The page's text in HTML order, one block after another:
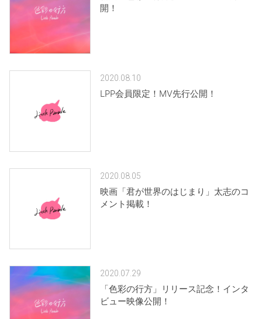
開！
2020.08.10
LPP会員限定！MV先行公開！
2020.08.05
映画「君が世界のはじまり」太志のコ
メント掲載！
2020.07.29
「色彩の行方」リリース記念！インタ
ビュー映像公開！